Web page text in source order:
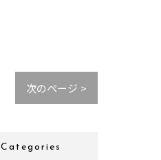
次のページ >
Categories